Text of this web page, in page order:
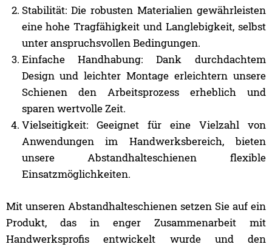
Stabilität: Die robusten Materialien gewährleisten
eine hohe Tragfähigkeit und Langlebigkeit, selbst
unter anspruchsvollen Bedingungen.
Einfache Handhabung: Dank durchdachtem
Design und leichter Montage erleichtern unsere
Schienen den Arbeitsprozess erheblich und
sparen wertvolle Zeit.
Vielseitigkeit: Geeignet für eine Vielzahl von
Anwendungen im Handwerksbereich, bieten
unsere Abstandhalteschienen flexible
Einsatzmöglichkeiten.
Mit unseren Abstandhalteschienen setzen Sie auf ein
Produkt, das in enger Zusammenarbeit mit
Handwerksprofis entwickelt wurde und den